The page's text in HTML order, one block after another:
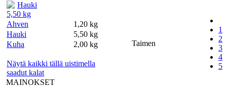
Hauki
5,50 kg
Ahven
1,20 kg
Hauki
5,50 kg
Kuha
2,00 kg
Näytä kaikki tällä uistimella
saadut kalat
MAINOKSET
Taimen
1
2
3
4
5